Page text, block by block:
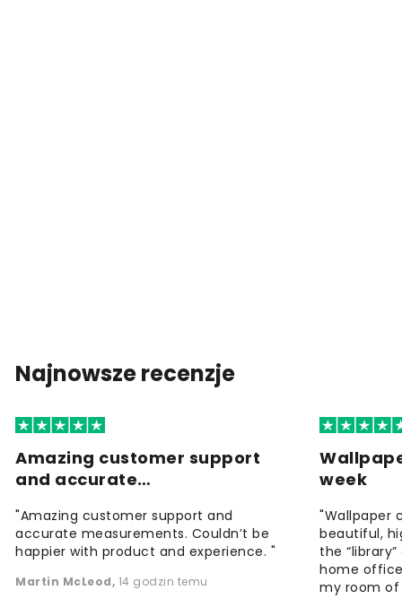
Najnowsze recenzje
Amazing customer support
and accurate…
"Amazing customer support and
accurate measurements. Couldn’t be
happier with product and experience. "
Martin McLeod, 14 godzin temu
week
"Wallpaper
beautiful,
the
home
my room of